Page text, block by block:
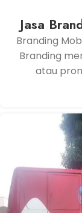
Jasa
Branding
Branding
atau